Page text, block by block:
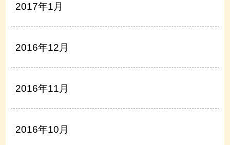
2017年1月
2016年12月
2016年11月
2016年10月